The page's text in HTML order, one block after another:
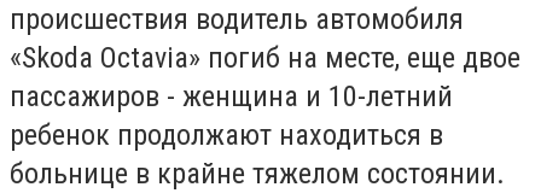
происшествия водитель автомобиля
«Skoda Octavia» погиб на месте, еще двое
пассажиров - женщина и 10-летний
ребенок продолжают находиться в
больнице в крайне тяжелом состоянии.